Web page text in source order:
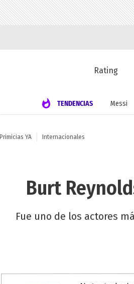
Rating
TENDENCIAS Messi
Primicias YA Internacionales
Burt
Fue uno de los actores